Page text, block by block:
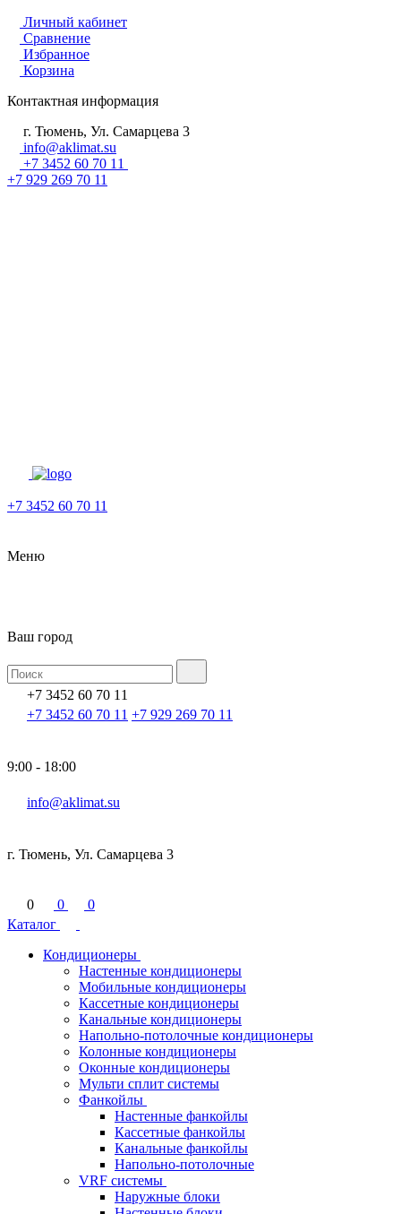
Личный кабинет
Сравнение
Избранное
Корзина
Контактная информация
г. Тюмень, Ул. Самарцева 3
info@aklimat.su
+7 3452 60 70 11
+7 929 269 70 11
+7 3452 60 70 11
Меню
Ваш город
+7 3452 60 70 11
+7 3452 60 70 11 +7 929 269 70 11
9:00 - 18:00
info@aklimat.su
г. Тюмень, Ул. Самарцева 3
0 0
0
Каталог
Кондиционеры
Настенные кондиционеры
Мобильные кондиционеры
Кассетные кондиционеры
Канальные кондиционеры
Напольно-потолочные кондиционеры
Колонные кондиционеры
Оконные кондиционеры
Мульти сплит системы
Фанкойлы
Настенные фанкойлы
Кассетные фанкойлы
Канальные фанкойлы
Напольно-потолочные
VRF системы
Наружные блоки